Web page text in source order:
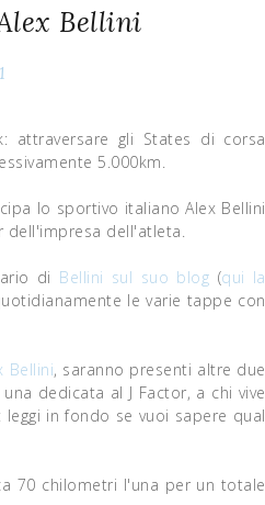
Bellini
attraversare gli States di corsa
5.000km.
lo sportivo italiano Alex Bellini
dell'impresa dell'atleta.
di Bellini sul suo blog (qui la
le varie tappe con
Bellini, saranno presenti altre due
dedicata al J Factor, a chi vive
in fondo se vuoi sapere qual
70 chilometri l'una per un totale